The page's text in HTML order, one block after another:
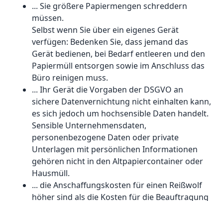
... Sie größere Papiermengen schreddern
müssen.
Selbst wenn Sie über ein eigenes Gerät
verfügen: Bedenken Sie, dass jemand das
Gerät bedienen, bei Bedarf entleeren und den
Papiermüll entsorgen sowie im Anschluss das
Büro reinigen muss.
... Ihr Gerät die Vorgaben der DSGVO an
sichere Datenvernichtung nicht einhalten kann,
es sich jedoch um hochsensible Daten handelt.
Sensible Unternehmensdaten,
personenbezogene Daten oder private
Unterlagen mit persönlichen Informationen
gehören nicht in den Altpapiercontainer oder
Hausmüll.
... die Anschaffungskosten für einen Reißwolf
höher sind als die Kosten für die Beauftragung